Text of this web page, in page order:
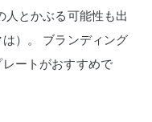
人とかぶる可能性も出
）。
ブランディング
ートがおすすめで